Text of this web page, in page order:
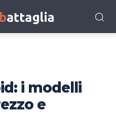
i modelli
e